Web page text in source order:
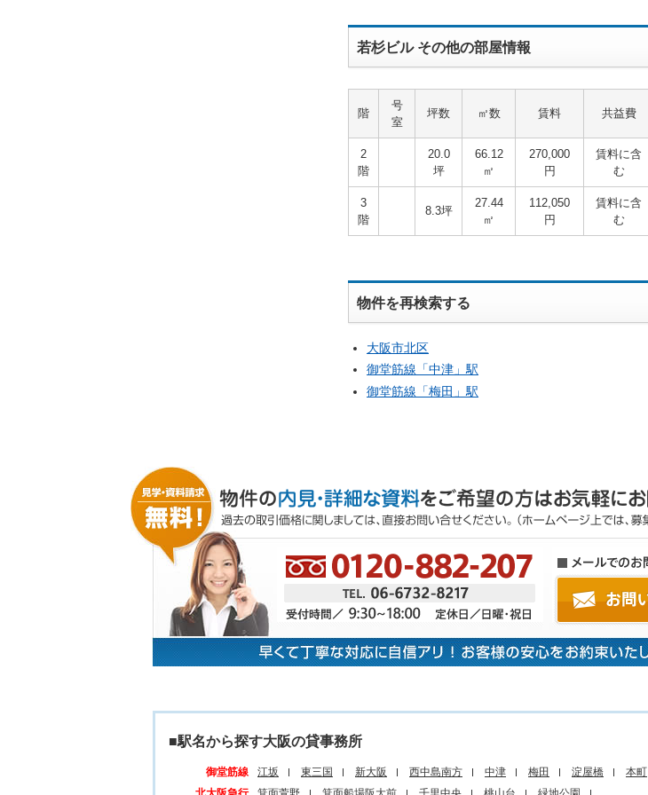
若杉ビル その他の部屋情報
階
号
室
坪数 ㎡数 賃料 共益費
2
階
20.0
坪
66.12
㎡
270,000
円
賃料に含
む
3
階
8.3坪
27.44
㎡
112,050
円
賃料に含
む
物件を再検索する
大阪市北区
御堂筋線「中津 」駅
御堂筋線「梅田 」駅
■駅名から探す大阪の貸事務所
御堂筋線 江坂 東三国 新大阪 西中島南方 中津 梅田 淀屋橋 本町